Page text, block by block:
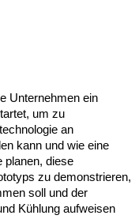
Unternehmen ein
um zu
an
kann und wie eine
planen, diese
zu demonstrieren,
soll und der
Kühlung aufweisen